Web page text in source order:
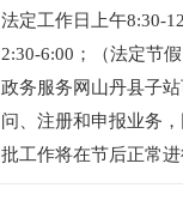
法定工作日上午8:30-
2:30-6:00；（法定节
政务服务网山丹县子
问、注册和申报业务
批工作将在节后正常进